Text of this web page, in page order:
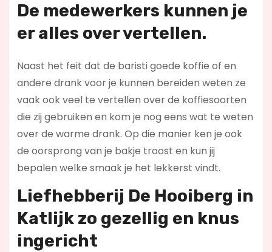
De medewerkers kunnen je
er alles over vertellen.
Naast het feit dat de baristi goede koffie of en
andere drank voor je kunnen bereiden weten ze
vaak ook veel te vertellen over de koffiesoorten
die zij gebruiken en kom je nog eens wat te weten
over de warme drank. Op die manier ken je ook
de oorsprong van je bakje troost en kun jij
bepalen welke smaak je het lekkerst vindt.
Liefhebberij De Hooiberg in
Katlijk zo gezellig en knus
ingericht